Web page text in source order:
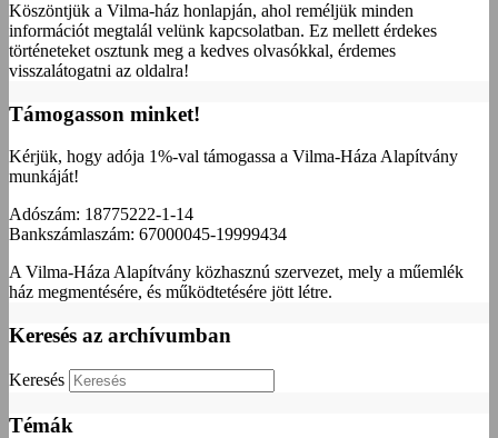
Köszöntjük a Vilma-ház honlapján, ahol reméljük minden
információt megtalál velünk kapcsolatban. Ez mellett érdekes
történeteket osztunk meg a kedves olvasókkal, érdemes
visszalátogatni az oldalra!
Támogasson minket!
Kérjük, hogy adója 1%-val támogassa a Vilma-Háza Alapítvány
munkáját!
Adószám: 18775222-1-14
Bankszámlaszám: 67000045-19999434
A Vilma-Háza Alapítvány közhasznú szervezet, mely a műemlék
ház megmentésére, és működtetésére jött létre.
Keresés az archívumban
Keresés
Témák